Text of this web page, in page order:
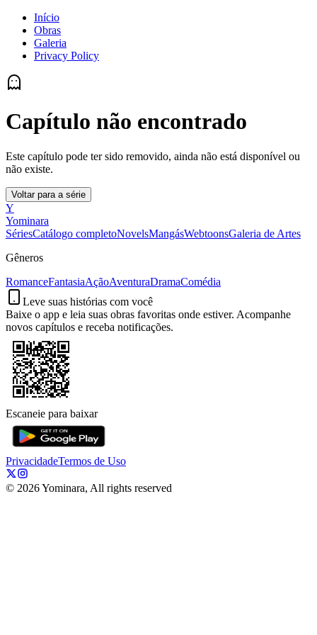
Início
Obras
Galeria
Privacy Policy
Capítulo não encontrado
Este capítulo pode ter sido removido, ainda não está disponível ou
não existe.
Voltar para a série
Y
Yominara
SériesCatálogo completoNovelsMangásWebtoonsGaleria de Artes
Gêneros
RomanceFantasiaAçãoAventuraDramaComédia
Leve suas histórias com você
Baixe o app e leia suas obras favoritas onde estiver. Acompanhe
novos capítulos e receba notificações.
Escaneie para baixar
PrivacidadeTermos de Uso
© 2026Yominara, All rights reserved